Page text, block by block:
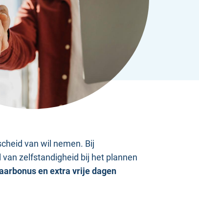
van wil nemen. Bij
van zelfstandigheid bij het plannen
en extra vrije dagen